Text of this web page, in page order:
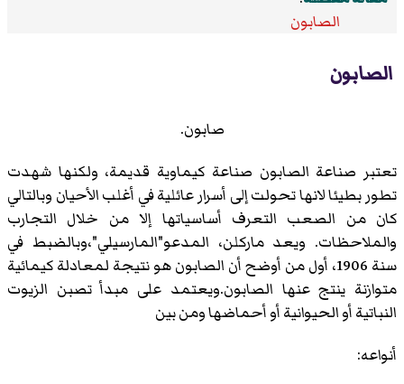
الصابون
الصابون
صابون.
تعتبر صناعة الصابون صناعة كيماوية قديمة، ولكنها شهدت
تطور بطيئا لانها تحولت إلى أسرار عائلية في أغلب الأحيان وبالتالي
كان من الصعب التعرف أساسياتها إلا من خلال التجارب
والملاحظات. ويعد ماركلن، المدعو"المارسيلي"،وبالضبط في
سنة 1906، أول من أوضح أن الصابون هو نتيجة لمعادلة كيمائية
متوازنة ينتج عنها الصابون.ويعتمد على مبدأ تصبن الزيوت
النباتية أو الحيوانية أو أحماضها ومن بين
أنواعه: